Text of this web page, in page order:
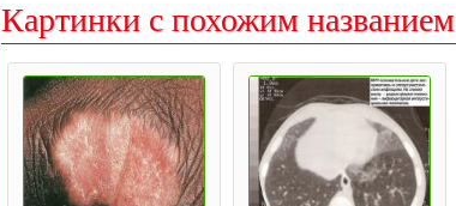
Картинки с похожим названием